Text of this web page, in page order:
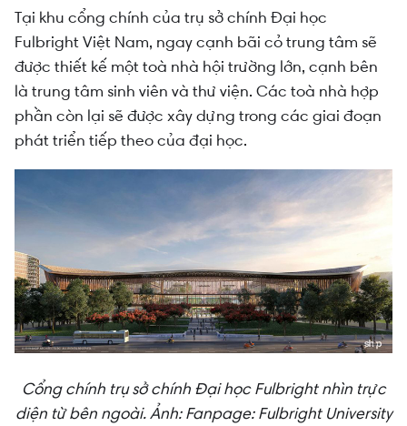
Tại khu cổng chính của trụ sở chính Đại học
Fulbright Việt Nam, ngay cạnh bãi cỏ trung tâm sẽ
được thiết kế một toà nhà hội trường lớn, cạnh bên
là trung tâm sinh viên và thư viện. Các toà nhà hợp
phần còn lại sẽ được xây dựng trong các giai đoạn
phát triển tiếp theo của đại học.
Cổng chính trụ sở chính Đại học Fulbright nhìn trực
diện từ bên ngoài. Ảnh: Fanpage: Fulbright University